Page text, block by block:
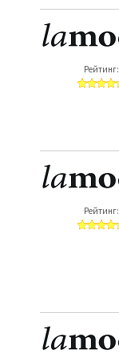
Рейтинг:
Рейтинг: